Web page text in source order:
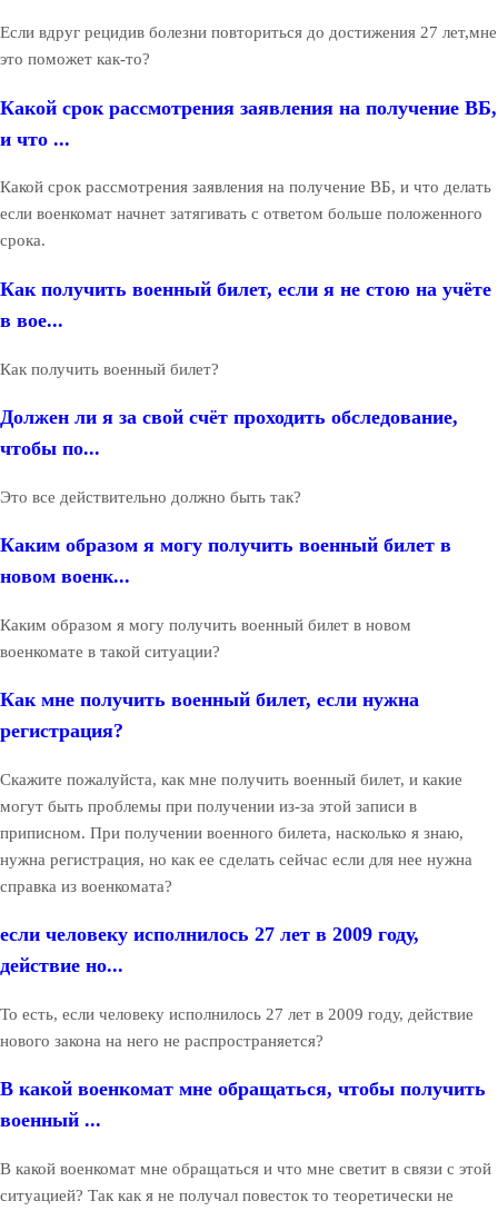
Если вдруг рецидив болезни повториться до достижения 27 лет,мне
это поможет как-то?
Какой срок рассмотрения заявления на получение ВБ,
и что ...
Какой срок рассмотрения заявления на получение ВБ, и что делать
если военкомат начнет затягивать с ответом больше положенного
срока.
Как получить военный билет, если я не стою на учёте
в вое...
Как получить военный билет?
Должен ли я за свой счёт проходить обследование,
чтобы по...
Это все действительно должно быть так?
Каким образом я могу получить военный билет в
новом военк...
Каким образом я могу получить военный билет в новом
военкомате в такой ситуации?
Как мне получить военный билет, если нужна
регистрация?
Скажите пожалуйста, как мне получить военный билет, и какие
могут быть проблемы при получении из-за этой записи в
приписном. При получении военного билета, насколько я знаю,
нужна регистрация, но как ее сделать сейчас если для нее нужна
справка из военкомата?
если человеку исполнилось 27 лет в 2009 году,
действие но...
То есть, если человеку исполнилось 27 лет в 2009 году, действие
нового закона на него не распространяется?
В какой военкомат мне обращаться, чтобы получить
военный ...
В какой военкомат мне обращаться и что мне светит в связи с этой
ситуацией? Так как я не получал повесток то теоретически не